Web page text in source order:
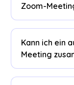
Zoom-
Ja, mit
Meeting eine
Kernaussage,
– live auf
Kann ich ein
Meeting
Ja. Laden Sie